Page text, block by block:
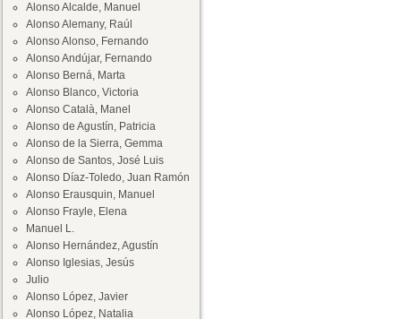
Alonso Alcalde, Manuel
Alonso Alemany, Raúl
Alonso Alonso, Fernando
Alonso Andújar, Fernando
Alonso Berná, Marta
Alonso Blanco, Victoria
Alonso Català, Manel
Alonso de Agustín, Patricia
Alonso de la Sierra, Gemma
Alonso de Santos, José Luis
Alonso Díaz-Toledo, Juan Ramón
Alonso Erausquin, Manuel
Alonso Frayle, Elena
Manuel L.
Alonso Hernández, Agustín
Alonso Iglesias, Jesús
Julio
Alonso López, Javier
Alonso López, Natalia